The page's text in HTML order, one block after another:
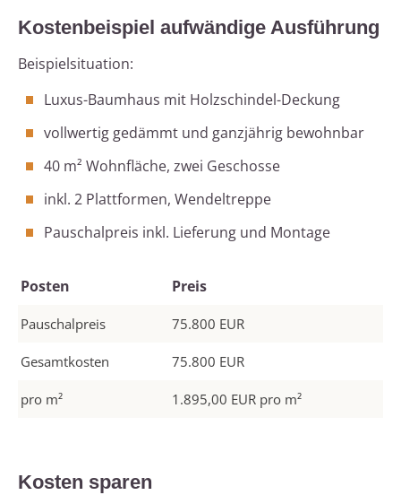
Kostenbeispiel aufwändige Ausführung
Beispielsituation:
Luxus-Baumhaus mit Holzschindel-Deckung
vollwertig gedämmt und ganzjährig bewohnbar
40 m² Wohnfläche, zwei Geschosse
inkl. 2 Plattformen, Wendeltreppe
Pauschalpreis inkl. Lieferung und Montage
Posten Preis
Pauschalpreis 75.800 EUR
Gesamtkosten 75.800 EUR
pro m² 1.895,00 EUR pro m²
Kosten sparen